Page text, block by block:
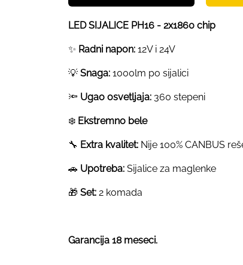
LED SIJALICE PH16 - 2x1860 chip
✨ Radni napon: 12V i 24V
💡 Snaga: 1000lm po sijalici
🔦 Ugao osvetljaja: 360 stepeni
❄️ Ekstremno bele
🔧 Extra kvalitet: Nije 100% CANBUS
🚗 Upotreba: Sijalice za maglenke
🎁 Set: 2 komada
Garancija 18 meseci.